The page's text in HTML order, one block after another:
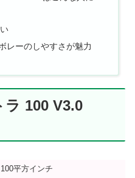
レーのしやすさが魅力
100 V3.0
100平方インチ